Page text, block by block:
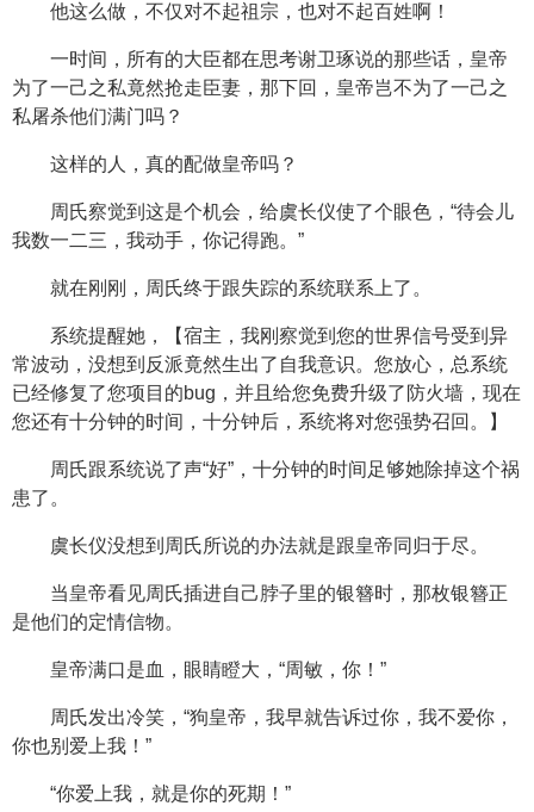
他这么做，不仅对不起祖宗，也对不起百姓啊！
一时间，所有的大臣都在思考谢卫琢说的那些话，皇帝
为了一己之私竟然抢走臣妻，那下回，皇帝岂不为了一己之
私屠杀他们满门吗？
这样的人，真的配做皇帝吗？
周氏察觉到这是个机会，给虞长仪使了个眼色，“待会儿
我数一二三，我动手，你记得跑。”
就在刚刚，周氏终于跟失踪的系统联系上了。
系统提醒她，【宿主，我刚察觉到您的世界信号受到异
常波动，没想到反派竟然生出了自我意识。您放心，总系统
已经修复了您项目的bug，并且给您免费升级了防火墙，现在
您还有十分钟的时间，十分钟后，系统将对您强势召回。】
周氏跟系统说了声“好”，十分钟的时间足够她除掉这个祸
患了。
虞长仪没想到周氏所说的办法就是跟皇帝同归于尽。
当皇帝看见周氏插进自己脖子里的银簪时，那枚银簪正
是他们的定情信物。
皇帝满口是血，眼睛瞪大，“周敏，你！”
周氏发出冷笑，“狗皇帝，我早就告诉过你，我不爱你，
你也别爱上我！”
“你爱上我，就是你的死期！”